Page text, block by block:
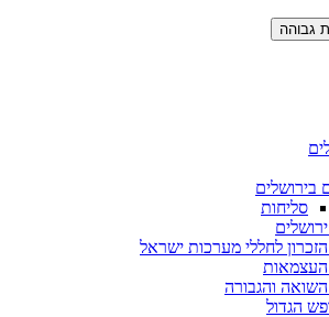
גבוהה
בירושלים
סליחות
הזכרון לחללי מערכות ישראל
העצמאות
השואה והגבורה
הגדול